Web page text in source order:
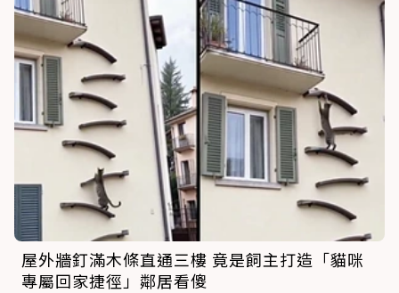
屋外牆釘滿木條直通三樓 竟是飼主打造「貓咪
專屬回家捷徑」鄰居看傻